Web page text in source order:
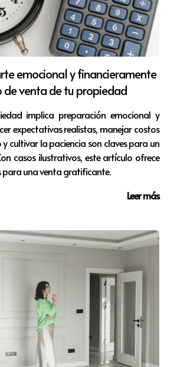
regulares de sistemas eléctricos,
puede prevenir problemas
Asegúrese de que todo funcione
de mostrar la propiedad.
Necesarias
electrodomésticos viejos
goteras o filtraciones
de sistemas de climatización
En un mercado lleno de opciones,
Adoptar un enfoque multifacético
digitales y tradicionales
efectivo.
calidad son fundamentales en
Invertir en un fotógrafo profesional
las características más
emocional y financieramente
venta de tu propiedad
implica preparación emocional y
expectativas realistas, manejar costos
cultivar la paciencia son claves para un
casos ilustrativos, este artículo ofrece
para una venta gratificante.
Leer más